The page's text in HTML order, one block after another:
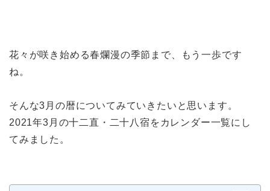
花々が咲き始める春爛漫の季節まで、もう一歩です
ね。
そんな3月の暦についてみていきたいと思います。
2021年3月の十二直・二十八宿をカレンダー一覧にし
てみました。